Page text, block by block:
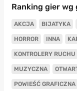
Ranking gier wg
AKCJA BIJATYKA
HORROR INNA
KONTROLERY RUCHU
MUZYCZNA
POWIEŚĆ GRAFICZNA